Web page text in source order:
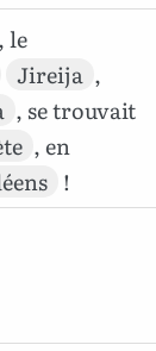
, le
Jireija ,
, se trouvait
, en
!